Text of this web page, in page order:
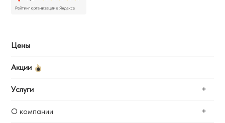
Цены
Акции
Услуги
Замер
О компании